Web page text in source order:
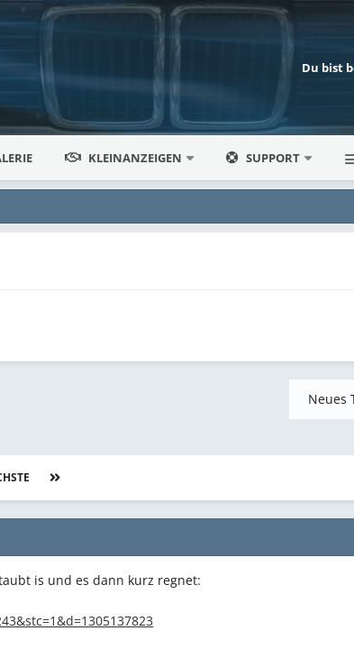
Du bist
KLEINANZEIGEN SUPPORT
Neues
is und es dann kurz regnet: